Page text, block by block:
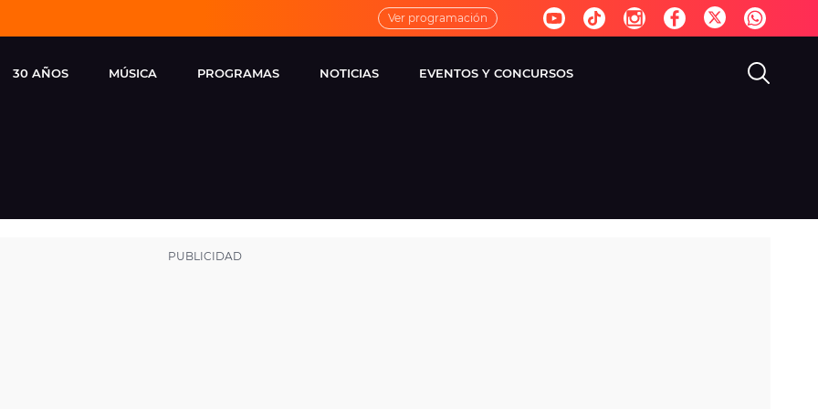
Ver programación
30 AÑOS MÚSICA
FM
PROGRAMAS
VIRALES
NOTICIAS EVENTOS Y CONCURSOS